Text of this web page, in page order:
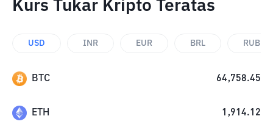
Kurs Tukar Kripto Teratas
USD INR EUR BRL RUB
BTC 64,758.45
ETH 1,914.12